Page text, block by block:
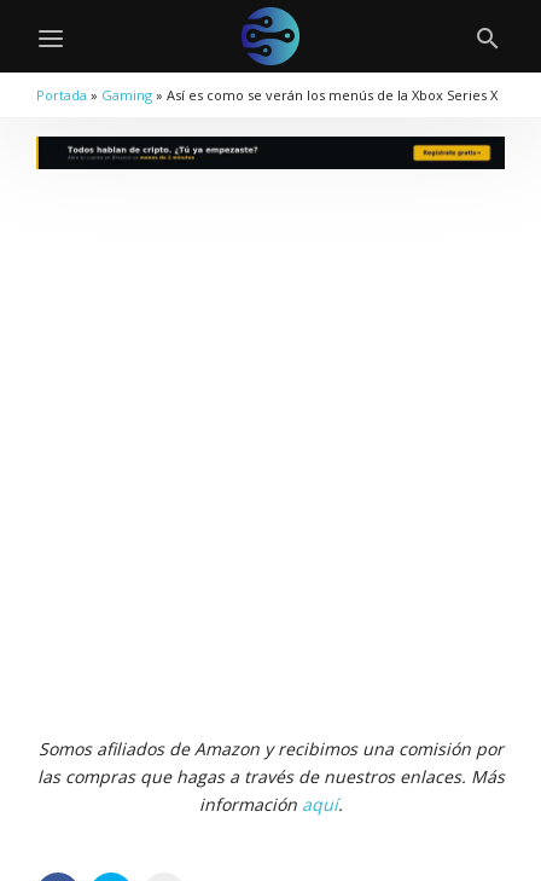
Portada » Gaming » Así es como se verán los menús de la Xbox Series X
Somos afiliados de Amazon y recibimos una comisión por
las compras que hagas a través de nuestros enlaces. Más
información aquí.